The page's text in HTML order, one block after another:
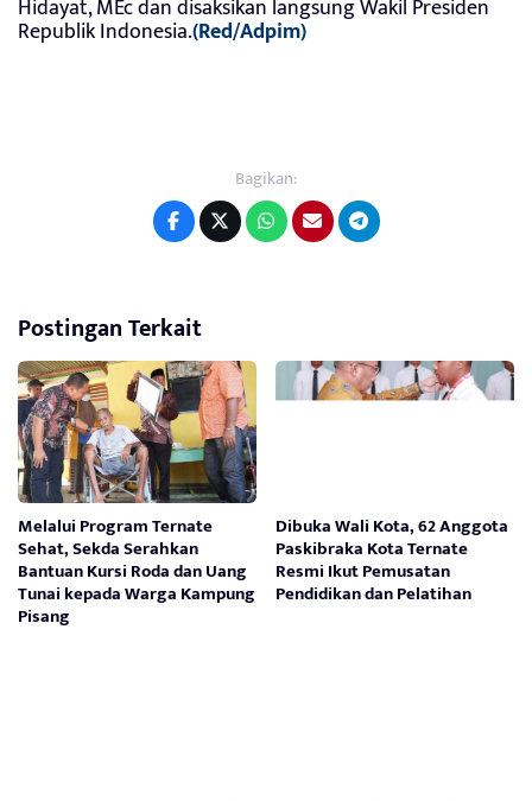
Hidayat, MEc dan disaksikan langsung Wakil Presiden
Republik Indonesia.(Red/Adpim)
Bagikan:
Postingan Terkait
Melalui Program Ternate
Sehat, Sekda Serahkan
Bantuan Kursi Roda dan Uang
Tunai kepada Warga Kampung
Pisang
Dibuka Wali Kota, 62 Anggota
Paskibraka Kota Ternate
Resmi Ikut Pemusatan
Pendidikan dan Pelatihan